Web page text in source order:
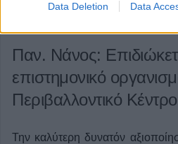
Data Deletion Data
Παν. Νάνος:
επιστημονικό
Περιβαλλοντικό
Την καλύτερη δυνατόν